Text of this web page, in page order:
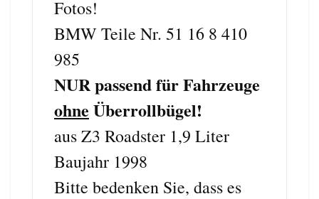
Fotos!
BMW Teile Nr. 51 16 8 410
985
NUR passend für Fahrzeuge
ohne Überrollbügel!
aus Z3 Roadster 1,9 Liter
Baujahr 1998
Bitte bedenken Sie, dass es